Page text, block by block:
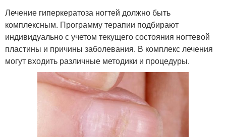
Лечение гиперкератоза ногтей должно быть
комплексным. Программу терапии подбирают
индивидуально с учетом текущего состояния ногтевой
пластины и причины заболевания. В комплекс лечения
могут входить различные методики и процедуры.